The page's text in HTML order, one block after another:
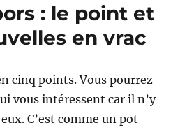
: le point et
en vrac
cinq points. Vous pourrez
vous intéressent car il n’y
C’est comme un pot-